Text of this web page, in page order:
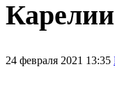
Карелии
24 февраля 2021 13:35